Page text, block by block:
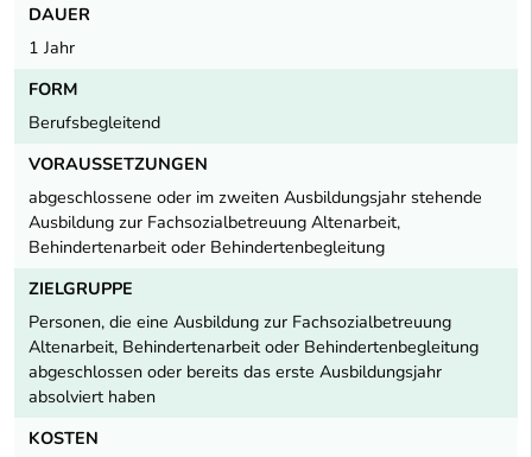
DAUER
1 Jahr
FORM
Berufsbegleitend
VORAUSSETZUNGEN
abgeschlossene oder im zweiten Ausbildungsjahr stehende
Ausbildung zur Fachsozialbetreuung Altenarbeit,
Behindertenarbeit oder Behindertenbegleitung
ZIELGRUPPE
Personen, die eine Ausbildung zur Fachsozialbetreuung
Altenarbeit, Behindertenarbeit oder Behindertenbegleitung
abgeschlossen oder bereits das erste Ausbildungsjahr
absolviert haben
KOSTEN